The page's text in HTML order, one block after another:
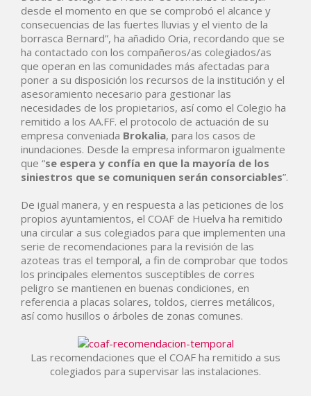
desde el momento en que se comprobó el alcance y
consecuencias de las fuertes lluvias y el viento de la
borrasca Bernard”, ha añadido Oria, recordando que se
ha contactado con los compañeros/as colegiados/as
que operan en las comunidades más afectadas para
poner a su disposición los recursos de la institución y el
asesoramiento necesario para gestionar las
necesidades de los propietarios, así como el Colegio ha
remitido a los AA.FF. el protocolo de actuación de su
empresa conveniada Brokalia, para los casos de
inundaciones. Desde la empresa informaron igualmente
que “se espera y confía en que la mayoría de los
siniestros que se comuniquen serán consorciables”.
De igual manera, y en respuesta a las peticiones de los
propios ayuntamientos, el COAF de Huelva ha remitido
una circular a sus colegiados para que implementen una
serie de recomendaciones para la revisión de las
azoteas tras el temporal, a fin de comprobar que todos
los principales elementos susceptibles de corres
peligro se mantienen en buenas condiciones, en
referencia a placas solares, toldos, cierres metálicos,
así como husillos o árboles de zonas comunes.
Las recomendaciones que el COAF ha remitido a sus
colegiados para supervisar las instalaciones.